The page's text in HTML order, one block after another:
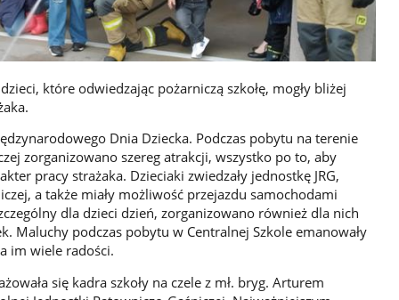
które odwiedzając pożarniczą szkołę, mogły bliżej
Dnia Dziecka. Podczas pobytu na terenie
zorganizowano szereg atrakcji, wszystko po to, aby
pracy strażaka. Dzieciaki zwiedzały jednostkę JRG,
a także miały możliwość przejazdu samochodami
dla dzieci dzień, zorganizowano również dla nich
Maluchy podczas pobytu w Centralnej Szkole emanowały
im wiele radości.
się kadra szkoły na czele z mł. bryg. Arturem